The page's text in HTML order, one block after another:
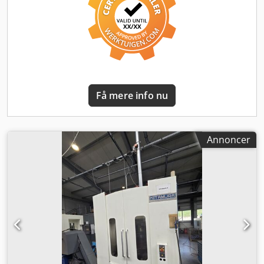
7000 kg Credpjzhgrtjfx Akqef Med forbehold for fejl og
Få mere info nu
Annoncer